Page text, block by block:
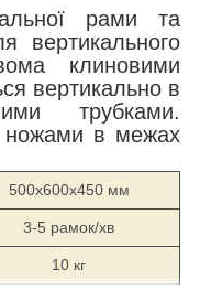
рами та
вертикального
клиновими
вертикально в
трубками.
ножами в межах
500х600х450 мм
3-5 рамок/хв
10 кг